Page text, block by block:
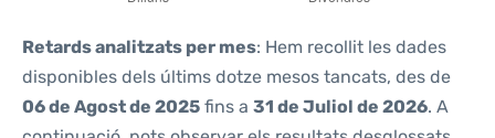
Retards analitzats per mes: Hem recollit les dades
disponibles dels últims dotze mesos tancats, des de
06 de Agost de 2025 fins a 31 de Juliol de 2026. A